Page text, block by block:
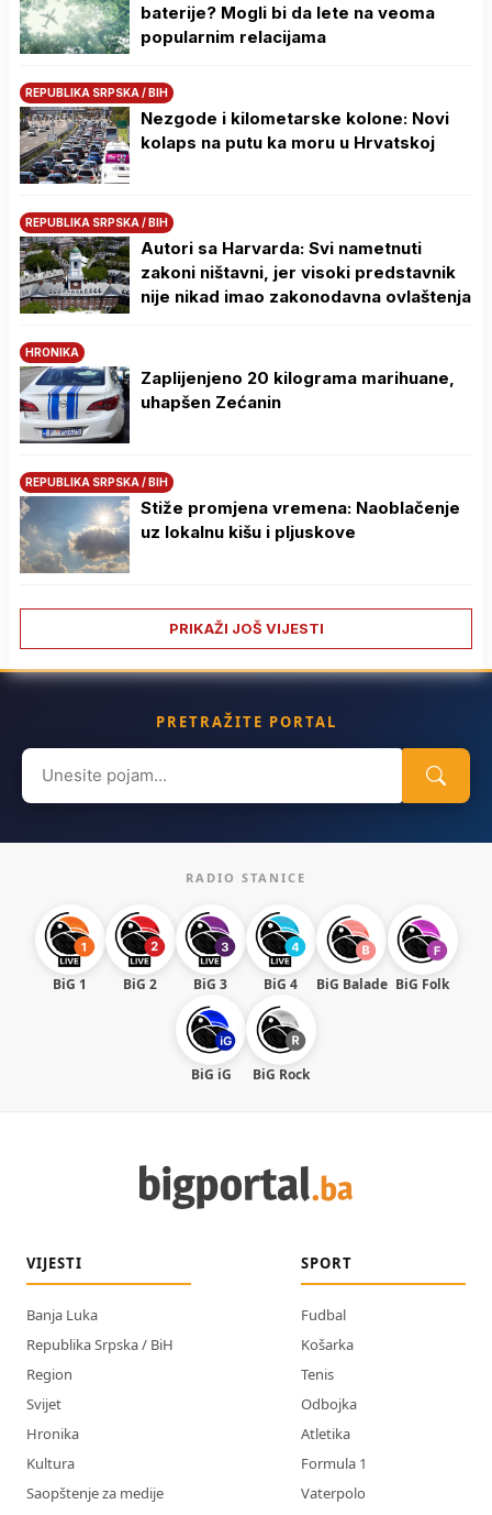
baterije? Mogli bi da lete na veoma
popularnim relacijama
REPUBLIKA SRPSKA / BIH
Nezgode i kilometarske kolone: Novi
kolaps na putu ka moru u Hrvatskoj
REPUBLIKA SRPSKA / BIH
Autori sa Harvarda: Svi nametnuti
zakoni ništavni, jer visoki predstavnik
nije nikad imao zakonodavna ovlaštenja
HRONIKA
Zaplijenjeno 20 kilograma marihuane,
uhapšen Zećanin
REPUBLIKA SRPSKA / BIH
Stiže promjena vremena: Naoblačenje
uz lokalnu kišu i pljuskove
PRIKAŽI JOŠ VIJESTI
PRETRAŽITE PORTAL
Search
for:
RADIO STANICE
BiG 1 BiG 2 BiG 3 BiG 4 BiG Balade BiG Folk
BiG iG BiG Rock
VIJESTI
Banja Luka
Republika Srpska / BiH
Region
Svijet
Hronika
Kultura
Saopštenje za medije
SPORT
Fudbal
Košarka
Tenis
Odbojka
Atletika
Formula 1
Vaterpolo